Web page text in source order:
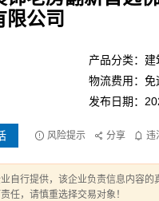
限公司
产品分类：
物流费用：免
发布日期：
风险提示 分享 违
自行提供，该企业负责信息内容的
任，请慎重选择交易对象！